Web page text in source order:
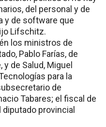
del personal y de
y de software que
Lifschitz.
los ministros de
Pablo Farías, de
y de Salud, Miguel
para la
de
Tabares; el fiscal de
diputado provincial